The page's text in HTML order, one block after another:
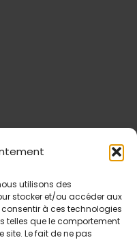
utilisons des
stocker et/ou accéder aux
à ces technologies
telles que le comportement
site. Le fait de ne pas